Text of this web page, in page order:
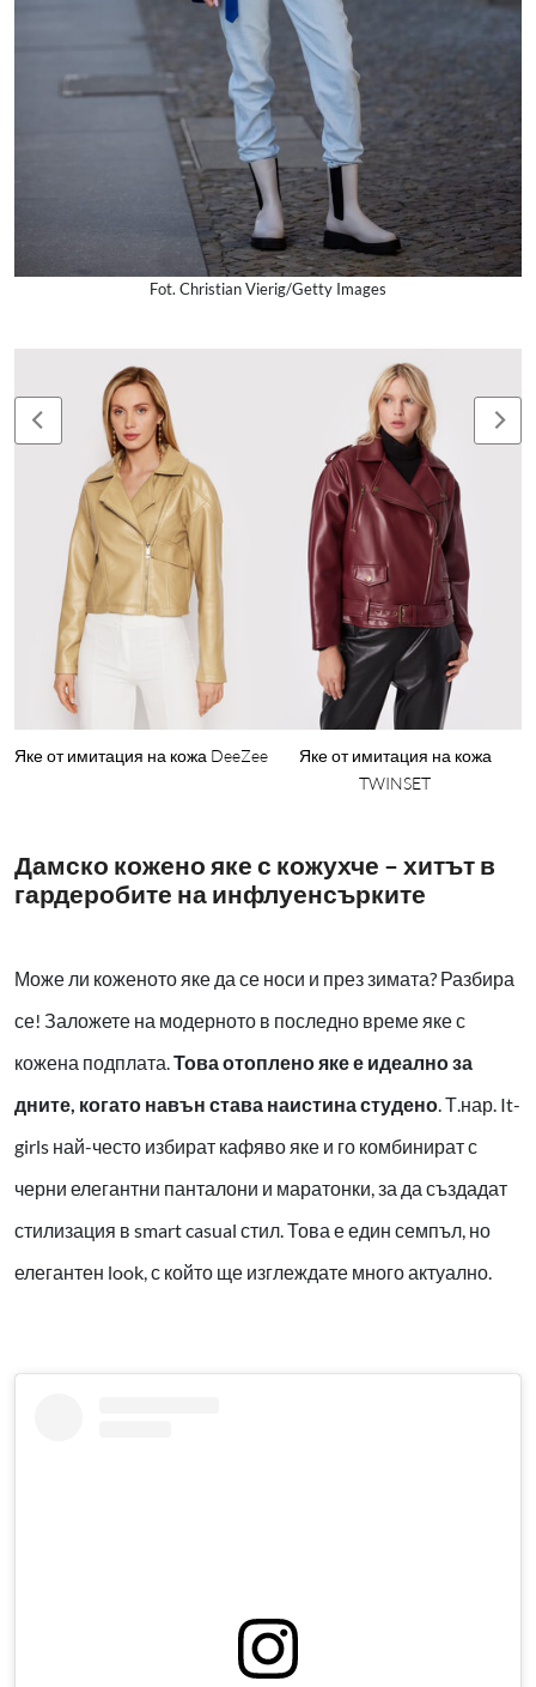
Fot. Christian Vierig/Getty Images
Яке от имитация на кожа DeeZee
Яке от имитация на кожа
TWINSET
Дамско кожено яке с кожухче – хитът в
гардеробите на инфлуенсърките
Може ли коженото яке да се носи и през зимата? Разбира
се! Заложете на модерното в последно време яке с
кожена подплата. Това отоплено яке е идеално за
дните, когато навън става наистина студено . Т.нар. It-
girls най-често избират кафяво яке и го комбинират с
черни елегантни панталони и маратонки, за да създадат
стилизация в smart casual стил. Това е един семпъл, но
елегантен look, с който ще изглеждате много актуално.